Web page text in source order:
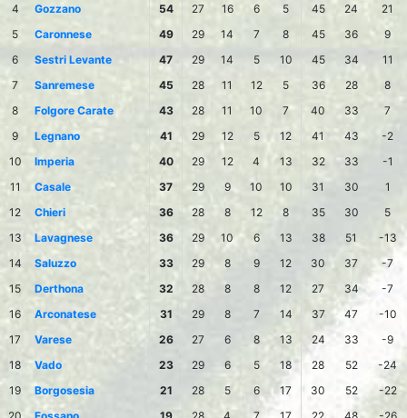
4
Gozzano 54 27 16 6 5 45 24
21
5
Caronnese 49 29 14 7 8 45 36
9
6
Sestri Levante 47 29 14 5 10 45 34
11
7
Sanremese 45 28 11 12 5 36 28
8
8
Folgore Carate 43 28 11 10 7 40 33
7
9
Legnano 41 29 12 5 12 41 43
-2
10
Imperia 40 29 12 4 13 32 33
-1
11
Casale 37 29 9 10 10 31 30
1
12
Chieri 36 28 8 12 8 35 30
5
13
Lavagnese 36 29 10 6 13 38 51
-13
14
Saluzzo 33 29 8 9 12 30 37
-7
15
Derthona 32 28 8 8 12 27 34
-7
16
Arconatese 31 29 8 7 14 37 47
-10
17
Varese 26 27 6 8 13 24 33
-9
18
Vado 23 29 6 5 18 28 52
-24
19
Borgosesia 21 28 5 6 17 30 52
-22